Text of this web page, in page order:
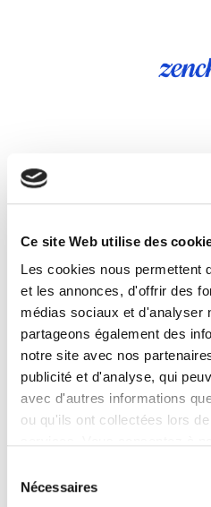
Ce site Web utilise des
Les cookies nous permettent
et les annonces, d'offrir des
médias sociaux et d'analyser
partageons également des
notre site avec nos
publicité et d'analyse, qui
avec d'autres informations
ou qu'ils ont collectées lors
Nécessaires